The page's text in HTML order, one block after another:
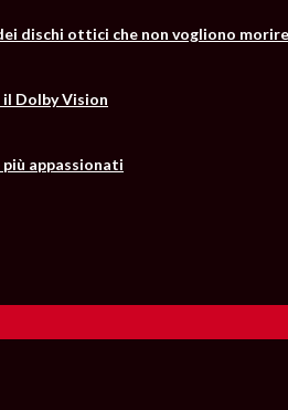
dischi ottici che non vogliono morire
Dolby Vision
appassionati